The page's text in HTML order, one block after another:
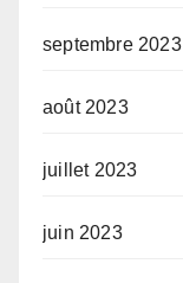
septembre 2023
août 2023
juillet 2023
juin 2023